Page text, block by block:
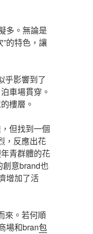
多。無論是
的特色，讓
乎影響到了
車場貫穿。
樓層。
但找到一個
，反應出花
青群體的花
創意brand也
增加了活
來。若何順
場和bran包